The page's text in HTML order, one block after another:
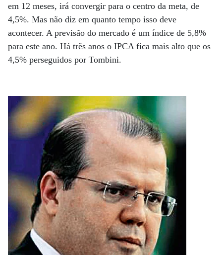
em 12 meses, irá convergir para o centro da meta, de
4,5%. Mas não diz em quanto tempo isso deve
acontecer. A previsão do mercado é um índice de 5,8%
para este ano. Há três anos o IPCA fica mais alto que os
4,5% perseguidos por Tombini.